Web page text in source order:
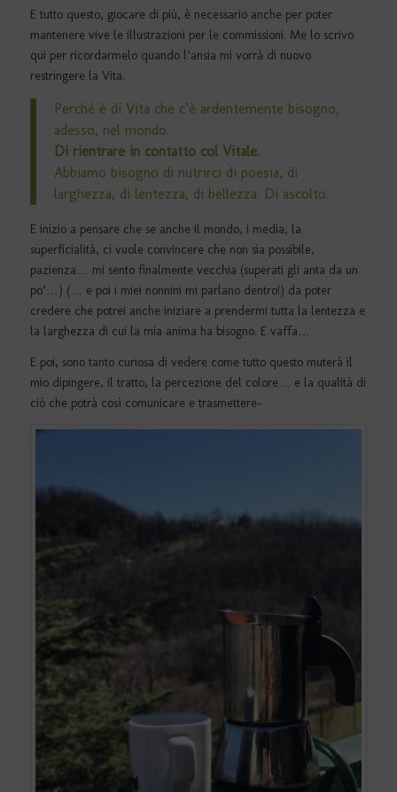
E tutto questo, giocare di più, è necessario anche per poter
mantenere vive le illustrazioni per le commissioni. Me lo scrivo
qui per ricordarmelo quando l’ansia mi vorrà di nuovo
restringere la Vita.
Perché è di Vita che c’è ardentemente bisogno,
adesso, nel mondo.
Di rientrare in contatto col Vitale.
Abbiamo bisogno di nutrirci di poesia, di
larghezza, di lentezza, di bellezza. Di ascolto.
E inizio a pensare che se anche il mondo, i media, la
superficialità, ci vuole convincere che non sia possibile,
pazienza… mi sento finalmente vecchia (superati gli anta da un
po’…) (… e poi i miei nonnini mi parlano dentro!) da poter
credere che potrei anche iniziare a prendermi tutta la lentezza e
la larghezza di cui la mia anima ha bisogno. E vaffa…
E poi, sono tanto curiosa di vedere come tutto questo muterà il
mio dipingere, il tratto, la percezione del colore… e la qualità di
ciò che potrà così comunicare e trasmettere-